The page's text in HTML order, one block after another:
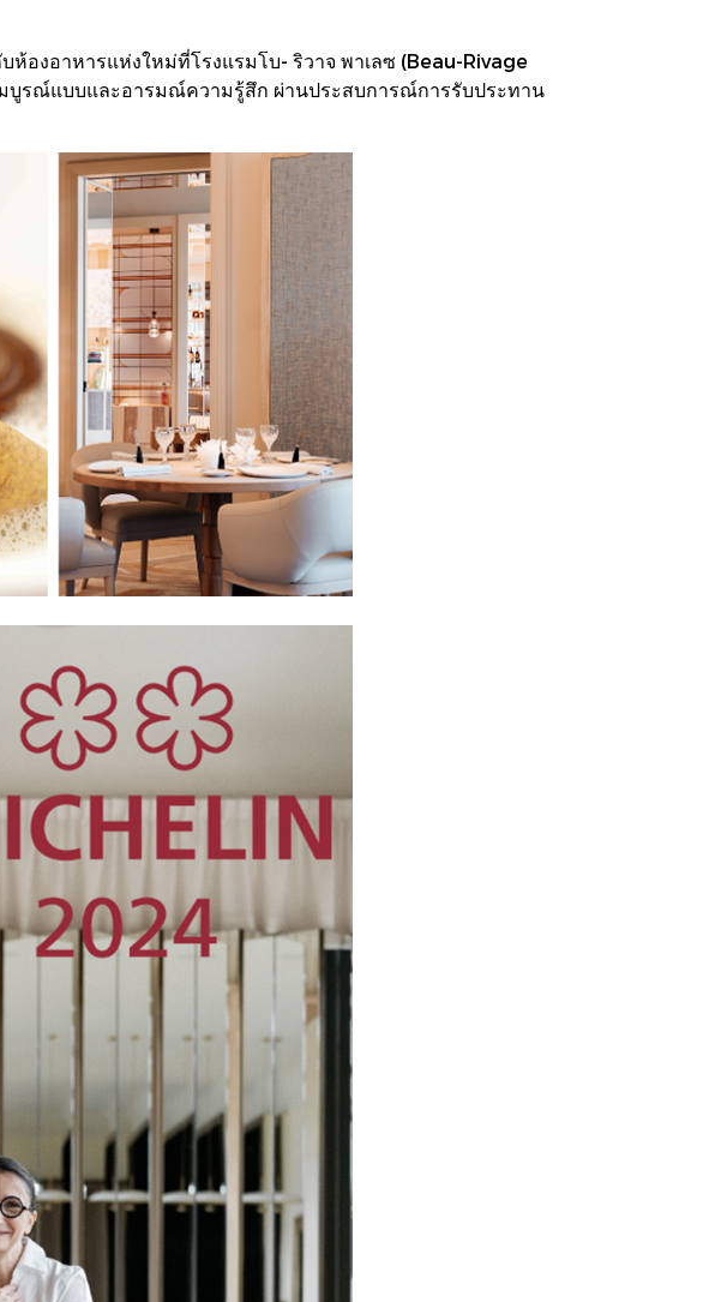
งอาหารแห่งใหม่ที่โรงแรมโบ- ริวาจ พาเลซ (Beau-Rivage
บูรณ์แบบและอารมณ์ความรู้สึก ผ่านประสบการณ์การรับประทาน